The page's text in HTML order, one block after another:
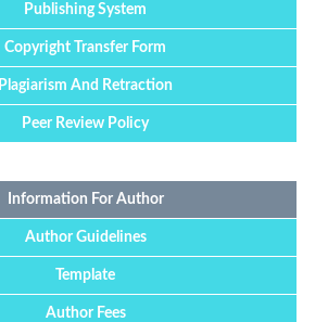
Publishing System
Copyright Transfer Form
Plagiarism And Retraction
Peer Review Policy
Information For Author
Author Guidelines
Template
Author Fees